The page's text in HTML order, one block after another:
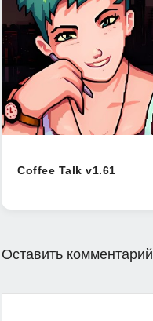
Coffee Talk v1.61
Оставить комментарий